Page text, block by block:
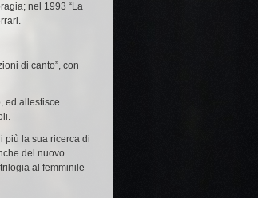
; nel 1993 “La
.
di canto”, con
ed allestisce
più la sua ricerca di
del nuovo
al femminile